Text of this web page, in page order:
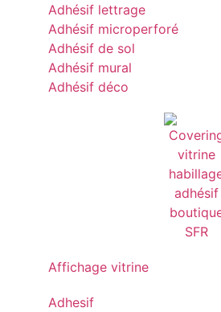
Adhésif lettrage
Adhésif microperforé
Adhésif de sol
Adhésif mural
Adhésif déco
Affichage vitrine
Adhesif